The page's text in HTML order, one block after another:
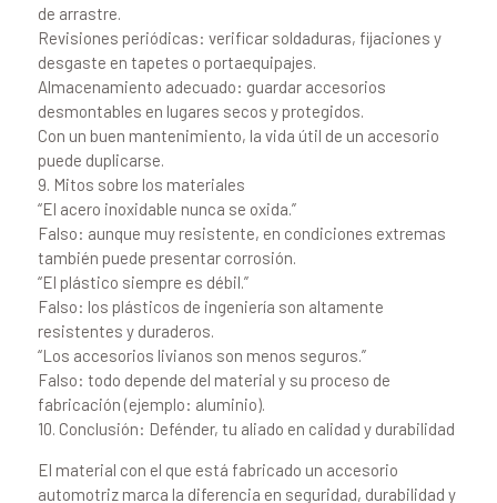
de arrastre.
Revisiones periódicas: verificar soldaduras, fijaciones y
desgaste en tapetes o portaequipajes.
Almacenamiento adecuado: guardar accesorios
desmontables en lugares secos y protegidos.
Con un buen mantenimiento, la vida útil de un accesorio
puede duplicarse.
9. Mitos sobre los materiales
“El acero inoxidable nunca se oxida.”
Falso: aunque muy resistente, en condiciones extremas
también puede presentar corrosión.
“El plástico siempre es débil.”
Falso: los plásticos de ingeniería son altamente
resistentes y duraderos.
“Los accesorios livianos son menos seguros.”
Falso: todo depende del material y su proceso de
fabricación (ejemplo: aluminio).
10. Conclusión: Defénder, tu aliado en calidad y durabilidad
El material con el que está fabricado un accesorio
automotriz marca la diferencia en seguridad, durabilidad y